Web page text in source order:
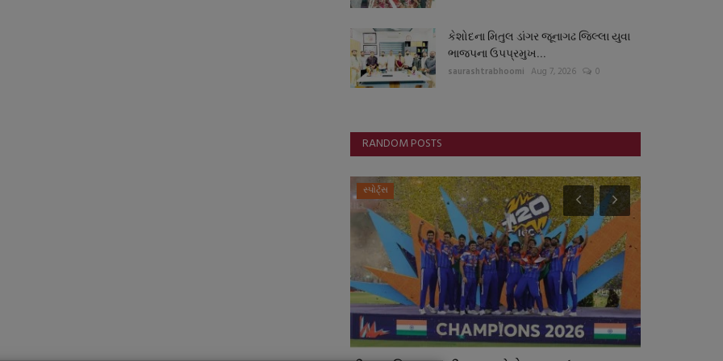
કેશોદના મિતુલ ડાંગર જૂનાગઢ જિલ્લા યુવા
ભાજપના ઉપપ્રમુખ...
saurashtrabhoomi Aug 7, 2026 0
RANDOM POSTS
સ્પોર્ટ્સ